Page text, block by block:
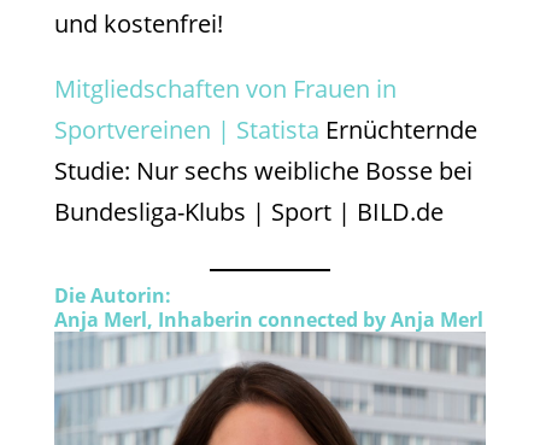
und kostenfrei!
Mitgliedschaften von Frauen in
Sportvereinen | Statista Ernüchternde
Studie: Nur sechs weibliche Bosse bei
Bundesliga-Klubs | Sport | BILD.de
Die Autorin:
Anja Merl, Inhaberin connected by Anja Merl